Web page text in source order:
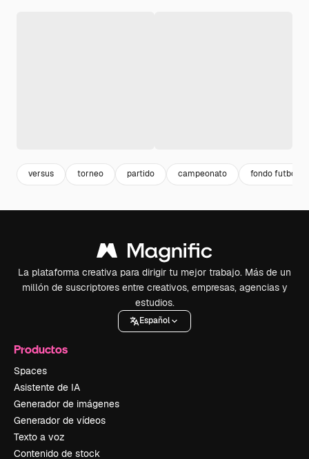
versus torneo partido campeonato fondo futbol
La plataforma creativa para dirigir tu mejor trabajo. Más de un
millón de suscriptores entre creativos, empresas, agencias y
estudios.
Español
Productos
Spaces
Asistente de IA
Generador de imágenes
Generador de vídeos
Texto a voz
Contenido de stock